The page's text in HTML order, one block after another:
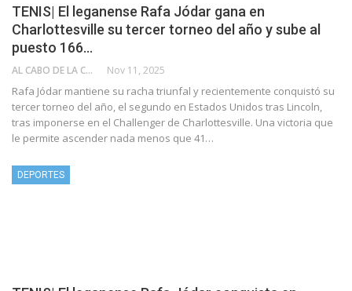
TENIS| El leganense Rafa Jódar gana en
Charlottesville su tercer torneo del año y sube al
puesto 166…
AL CABO DE LA CALLE Nov 11, 2025
Rafa Jódar mantiene su racha triunfal y recientemente conquistó su
tercer torneo del año, el segundo en Estados Unidos tras Lincoln,
tras imponerse en el Challenger de Charlottesville. Una victoria que
le permite ascender nada menos que 41…
DEPORTES